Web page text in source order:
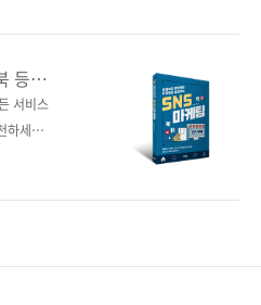
실 이제
램, 유
득할
요!
를 위
] [알라
] [쿠팡]
] [구글
출판일
없음)판
등
케팅하고
서비스
하세요!
먹으면